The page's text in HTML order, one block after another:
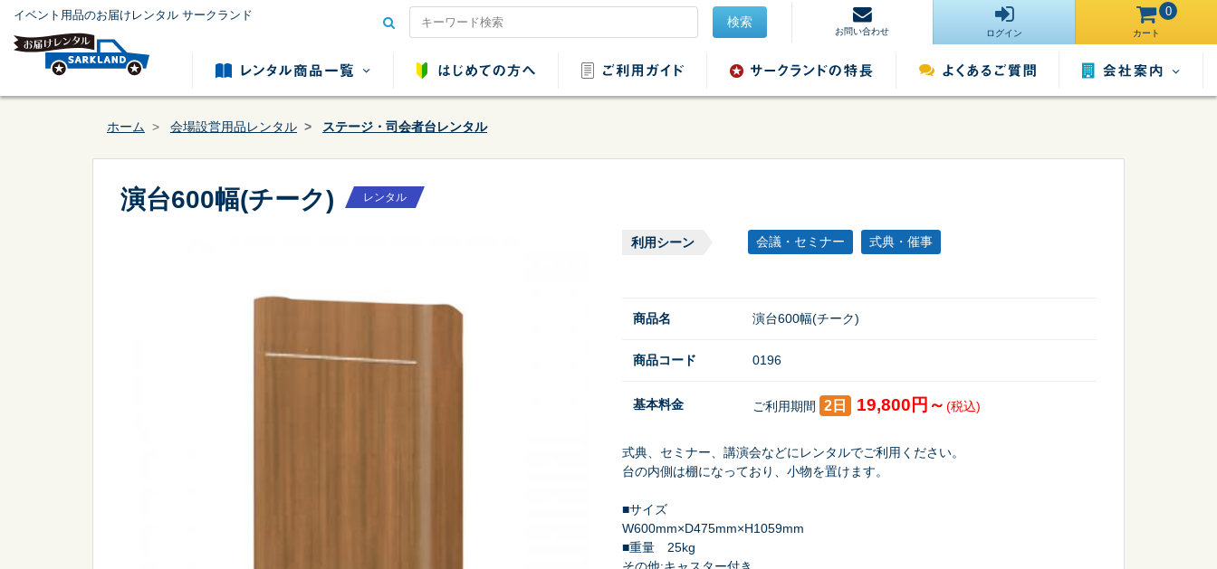
イベント用品のお届けレンタル サークランド
冷暖房用品レンタル 発電機レンタル
学園祭・文化祭 式典・催事
検索
お問い合わせ ログイン カート
0
ホーム 会場設営用品レンタル ステージ・司会者台レンタル
演台600幅(チーク) レンタル
利用シーン 会議・セミナー 式典・催事
商品名 演台600幅(チーク)
商品コード 0196
基本料金 ご利用期間 2日 19,800円～ (税込)
式典、セミナー、講演会などにレンタルでご利用ください。
台の内側は棚になっており、小物を置けます。
■サイズ
W600mm×D475mm×H1059mm
■重量 25kg